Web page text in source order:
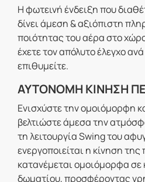
Η φωτεινή ένδειξη που
δίνει άμεση & αξιόπιστη
ποιότητας του αέρα στο
έχετε τον απόλυτο έλεγχο
επιθυμείτε.
ΑΥΤΟΝΟΜΗ ΚΙΝΗΣΗ
Ενισχύστε την ομοιόμορφη
βελτιώστε άμεσα την
τη λειτουργία Swing του
ενεργοποιείται η κίνηση
κατανέμεται ομοιόμορφα σε
δωματίου, προσφέροντας